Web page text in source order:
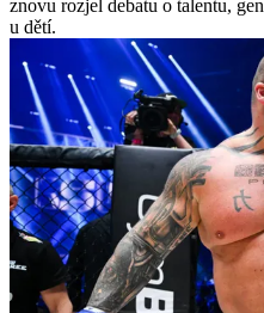
znovu rozjel debatu o talentu,
u dětí.